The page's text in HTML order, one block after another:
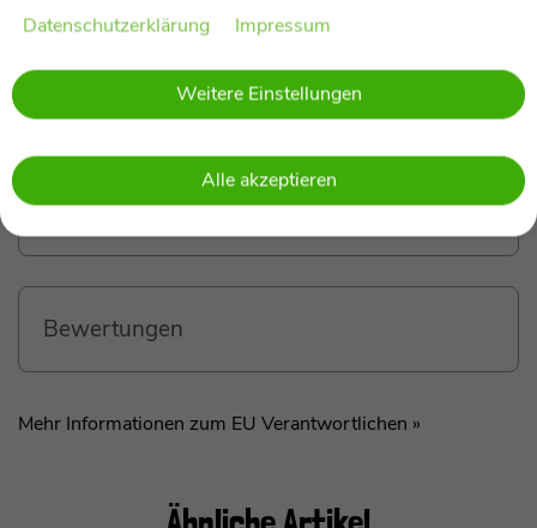
Lebensjahr. Ich bin perfekt geeignet für Kinder von
40 bis 105 cm – und das in der Rückwärtsrichtung,
die ich als sicherste Position für Neugeborene und
Wenn Euer Kind älter ist und mindestens 15 Monate
alt, kann ich auch vorwärtsgerichtet genutzt werden.
zusätzliche Sicherheit, sondern auch für mehr
Beinfreiheit. Ich warne mit einer praktischen
Drehsperre, wenn es noch zu früh für die
Vorwärtsfahrt ist, und mein einfaches ISOFIX-
System macht die Installation kinderleicht. Die
Auto installiert bin.
mühelos zur Fahrzeugtür drehen, was das Ein- und
mehr anzeigen
Technische Daten
Bewertungen
Mehr Informationen zum EU Verantwortlichen »
Daten­schutz­erklärung
Impressum
Weitere Einstellungen
Alle akzeptieren